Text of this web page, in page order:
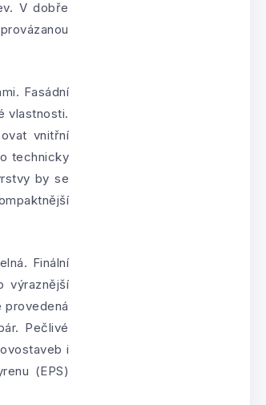
V dobře
Fasádní
vlastnosti.
vnitřní
technicky
by se
Finální
výraznější
provedená
Pečlivé
i
(EPS)